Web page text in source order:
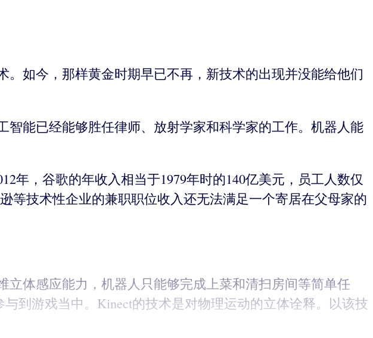
如今，那样黄金时期早已不再，新技术的出现并没能给他们
能已经能够胜任律师、放射学家和科学家的工作。机器人能
年，谷歌的年收入相当于1979年时的140亿美元，员工人数仅
等技术性企业的兼职职位收入还无法满足一个寄居在父母家的
体感应能力，机器人只能够完成上菜和清扫房间等简单任
到游戏当中。Kinect的技术是对物理运动的立体诠释。以该技